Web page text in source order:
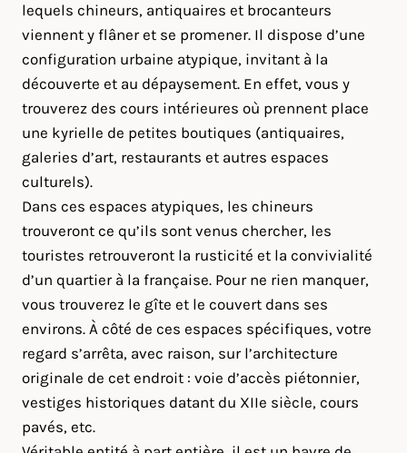
lequels chineurs, antiquaires et brocanteurs
viennent y flâner et se promener. Il dispose d’une
configuration urbaine atypique, invitant à la
découverte et au dépaysement. En effet, vous y
trouverez des cours intérieures où prennent place
une kyrielle de petites boutiques (antiquaires,
galeries d’art, restaurants et autres espaces
culturels).
Dans ces espaces atypiques, les chineurs
trouveront ce qu’ils sont venus chercher, les
touristes retrouveront la rusticité et la convivialité
d’un quartier à la française. Pour ne rien manquer,
vous trouverez le gîte et le couvert dans ses
environs. À côté de ces espaces spécifiques, votre
regard s’arrêta, avec raison, sur l’architecture
originale de cet endroit : voie d’accès piétonnier,
vestiges historiques datant du XIIe siècle, cours
pavés, etc.